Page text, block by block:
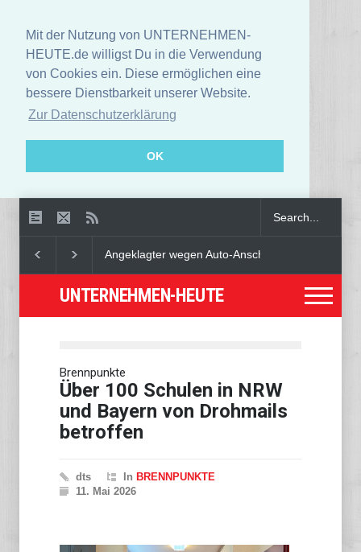
Mit der Nutzung von UNTERNEHMEN-
HEUTE.de willigst Du in die Verwendung
von Cookies ein. Diese ermöglichen eine
bessere Dienstbarkeit unserer Website.
Zur Datenschutzerklärung
OK
Angeklagter wegen Auto-Anschlag in München zu lebenslanger
UNTERNEHMEN-HEUTE
Brennpunkte
Über 100 Schulen in NRW
und Bayern von Drohmails
betroffen
dts In BRENNPUNKTE
11. Mai 2026